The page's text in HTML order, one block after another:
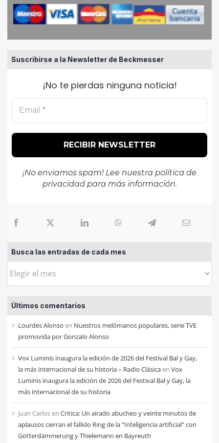
Suscribirse a la Newsletter de Beckmesser
¡No te pierdas ninguna noticia!
¡No enviamos spam! Lee nuestra política de
privacidadpara más información.
Busca las entradas de cada mes
Busca
entradas
de
cada
mes
Últimos comentarios
Lourdes Alonso en Nuestros melómanos populares, serie TVE
promovida por Gonzalo Alonso
Vox Luminis inaugura la edición de 2026 del Festival Bal y Gay,
la más internacional de su historia – Radio Clásicaen Vox
Luminis inaugura la edición de 2026 del Festival Bal y Gay, la
más internacional de su historia
Juan Carlosen Critica: Un airado abucheo y veinte minutos de
aplausos cierran el fallido Ring de la “Inteligencia artificial” con
Götterdämmerung y Thielemann en Bayreuth